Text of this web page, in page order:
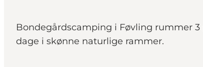
Natur
Se og oplev
Byer
Bondegårdscamping i Føvling rummer
dage i skønne naturlige rammer.